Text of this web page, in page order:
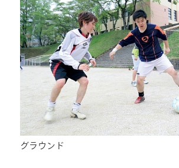
グラウンド